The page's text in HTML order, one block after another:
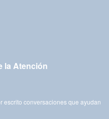
la Atención
escrito conversaciones que ayudan